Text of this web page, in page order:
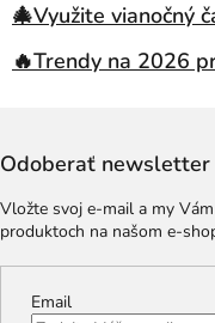
🎄Využite vianočný
🔥Trendy na 2026
Odoberať newsletter
Vložte svoj e-mail a my
produktoch na našom e-
Email